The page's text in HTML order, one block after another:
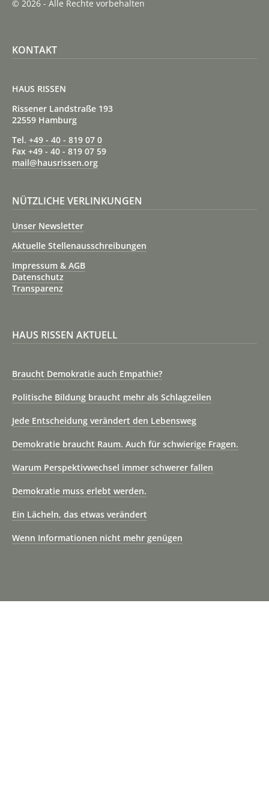
© 2026 - Alle Rechte vorbehalten
KONTAKT
HAUS RISSEN
Rissener Landstraße 193
22559 Hamburg
Tel. +49 - 40 - 819 07 0
Fax +49 - 40 - 819 07 59
mail@hausrissen.org
NÜTZLICHE VERLINKUNGEN
Unser Newsletter
Aktuelle Stellenausschreibungen
Impressum & AGB
Datenschutz
Transparenz
HAUS RISSEN AKTUELL
Braucht Demokratie auch Empathie?
Politische Bildung braucht mehr als Schlagzeilen
Jede Entscheidung verändert den Lebensweg
Demokratie braucht Raum. Auch für schwierige Fragen.
Warum Perspektivwechsel immer schwerer fallen
Demokratie muss erlebt werden.
Ein Lächeln, das etwas verändert
Wenn Informationen nicht mehr genügen